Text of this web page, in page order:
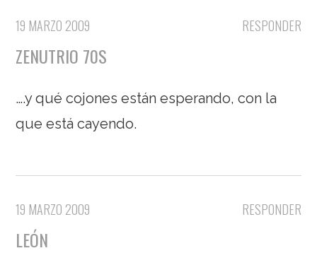
RESPONDER
19 MARZO 2009
ZENUTRIO 70S
….y qué cojones están esperando, con la
que está cayendo.
RESPONDER
19 MARZO 2009
LEÓN